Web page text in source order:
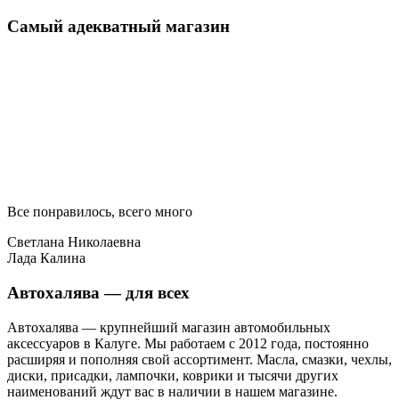
Самый адекватный магазин
Все понравилось, всего много
Светлана Николаевна
Лада Калина
Автохалява — для всех
Автохалява — крупнейший магазин автомобильных
аксессуаров в Калуге. Мы работаем с 2012 года, постоянно
расширяя и пополняя свой ассортимент. Масла, смазки, чехлы,
диски, присадки, лампочки, коврики и тысячи других
наименований ждут вас в наличии в нашем магазине.